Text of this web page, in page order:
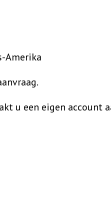
Amerika
u een eigen account